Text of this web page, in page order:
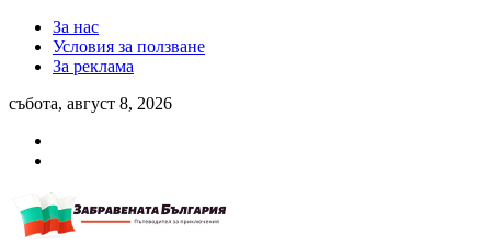
За нас
Условия за ползване
За реклама
събота, август 8, 2026